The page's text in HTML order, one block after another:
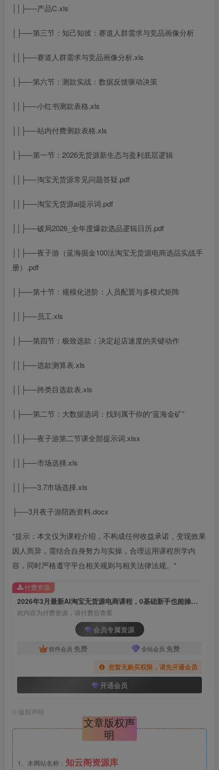
││├──产品C.xls
│├──第三节：知己知彼：赛道人群需求与竞品画像分析
││├──赛道人群需求与竞品画像分析.xls
│├──第六节：测款实战：数据反馈驱动决策
││├──小红书测款表格.xls
││├──站内付费测款表格.xls
│├──第一节：2026无货源新生态与盈利底层逻辑
││├──淘宝无货源常见问题答疑.pdf
││├──淘宝无货源ai提示词.pdf
││├──破局2026_全年度爆款选品逻辑日历.pdf
││├──夜子游（蓝海掘金100法淘宝无货源电商选品实战手
册）.pdf
│├──第十节：规模化进阶：人员配置与多模式矩阵
││├──员工.xls
│├──第四节：极致选款：决定起店速度的关键动作
││├──选款测算表.xls
││├──跨类目选款表.xls
│├──第二节：大数据选词：找到属于你的“蓝海金矿”
││├──夜子游第二节课全部提示词.xlsx
││├──市场选择.xls
││├──3.7市场选择.xls
├──3月夜子游陪跑资料.docx
*提示：本文仅为课程介绍，不构成任何收益承诺，变现效果
因人而异，需结合自身努力与实操，合理运用课程所学内
容，同时严格遵守平台相关规则与相关法律法规。*
2026年3月最新AI淘宝无货源电商课程，0基础新手也能操作，长期稳定玩法，月入1W+
此内容为付费资源，请付费后查看
会员专属资源
软件会员 免费 全站会员 免费
您暂无购买权限，请先开通会员
开通会员
付费资源
© 版权声明
文章版权声
明
1、本网站名称： 知云阁资源库